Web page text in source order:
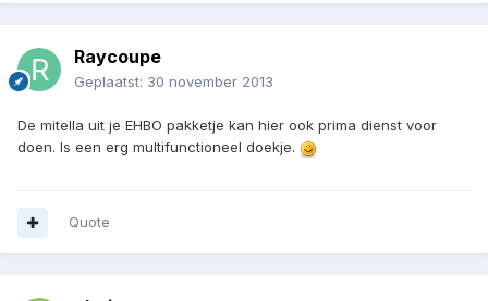
Raycoupe
Geplaatst: 30 november 2013
De mitella uit je EHBO pakketje kan hier ook prima dienst voor
doen. Is een erg multifunctioneel doekje.
Quote